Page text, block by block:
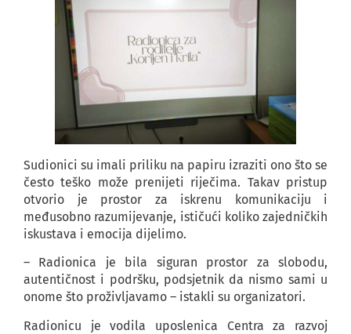
Sudionici su imali priliku na papiru izraziti ono što se
često teško može prenijeti riječima. Takav pristup
otvorio je prostor za iskrenu komunikaciju i
međusobno razumijevanje, ističući koliko zajedničkih
iskustava i emocija dijelimo.
– Radionica je bila siguran prostor za slobodu,
autentičnost i podršku, podsjetnik da nismo sami u
onome što proživljavamo – istakli su organizatori.
Radionicu je vodila uposlenica Centra za razvoj